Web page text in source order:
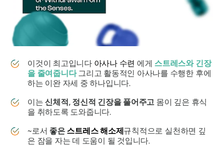
이것이 최고입니다 아사나 수련 에게 스트레스와 긴장
을 줄여줍니다그리고 활동적인 아사나를 수행한 후에
하는 이완 자세 중 하나입니다.
이는신체적, 정신적 긴장을 풀어주고 몸이 깊은 휴식
을 취하도록 도와줍니다.
~로서 좋은 스트레스 해소제규칙적으로 실천하면 깊
은 잠을 자는 데 도움이 될 것입니다.